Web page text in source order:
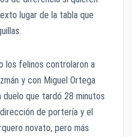
lugar de la tabla que
los felinos controlaron a
y con Miguel Ortega
duelo que tardó 28 minutos
de portería y el
novato, pero más